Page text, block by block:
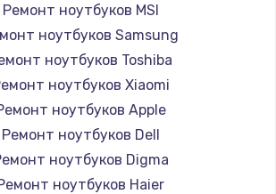
Ремонт ноутбуков MSI
ноутбуков Samsung
ноутбуков Toshiba
ноутбуков Xiaomi
ноутбуков Apple
Ремонт ноутбуков Dell
ноутбуков Digma
ноутбуков Haier